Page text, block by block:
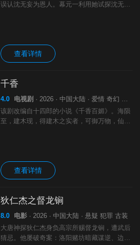
误认沈无妄为恩人。幕元一利用她试探沈无
情
查看详情
千香
4.0 电视剧 · 2026 · 中国大陆 · 爱情 奇幻 古装
该剧改编自十四郎的小说《千香百媚》。海陨
至，建木现，得建木之实者，可御万物，仙、
查看详情
狄仁杰之督龙锏
8.0 电影 · 2026 · 中国大陆 · 悬疑 犯罪 古装
大唐神探狄仁杰身负高宗所赐督龙锏，遭武后
猜忌。他屡破奇案：洛阳赌坊暗藏谋逆、边关